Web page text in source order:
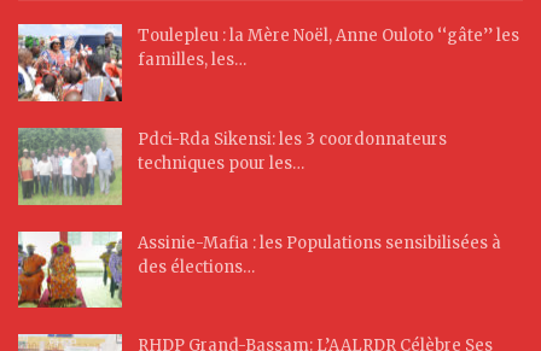
Toulepleu : la Mère Noël, Anne Ouloto ‘‘gâte’’ les
familles, les…
Pdci-Rda Sikensi: les 3 coordonnateurs
techniques pour les…
Assinie-Mafia : les Populations sensibilisées à
des élections…
RHDP Grand-Bassam: L’AALRDR Célèbre Ses